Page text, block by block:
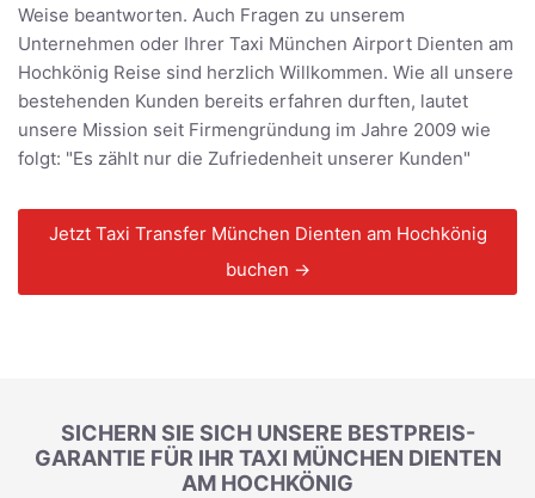
Weise beantworten. Auch Fragen zu unserem
Unternehmen oder Ihrer Taxi München Airport Dienten am
Hochkönig Reise sind herzlich Willkommen. Wie all unsere
bestehenden Kunden bereits erfahren durften, lautet
unsere Mission seit Firmengründung im Jahre 2009 wie
folgt: "Es zählt nur die Zufriedenheit unserer Kunden"
Jetzt Taxi Transfer München Dienten am Hochkönig
buchen →
SICHERN SIE SICH UNSERE BESTPREIS-
GARANTIE FÜR IHR TAXI MÜNCHEN DIENTEN
AM HOCHKÖNIG